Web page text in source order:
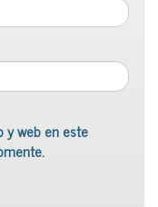
y web en este